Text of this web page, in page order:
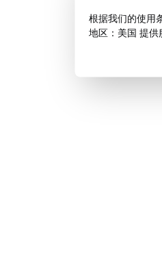
根据我们的使用
地区：美国 提供